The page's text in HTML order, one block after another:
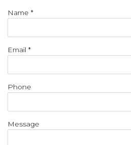
Name *
Email *
Phone
Message